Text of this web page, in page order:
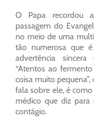
O Papa recordou
passagem do
no meio de uma
tão numerosa que
advertência
“Atentos ao
coisa muito
fala sobre ele, é como
médico que diz para
contágio.